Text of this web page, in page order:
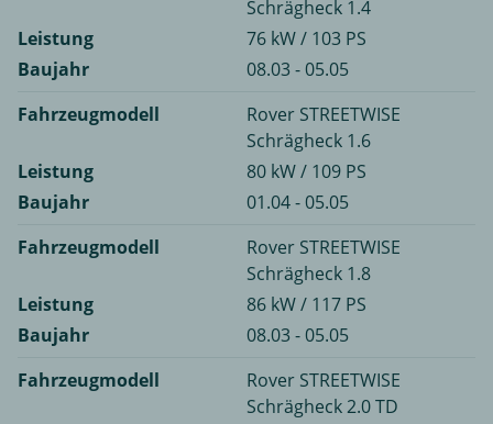
Schrägheck 1.4
Leistung
76 kW / 103 PS
Baujahr
08.03 - 05.05
Fahrzeugmodell
Rover STREETWISE
Schrägheck 1.6
Leistung
80 kW / 109 PS
Baujahr
01.04 - 05.05
Fahrzeugmodell
Rover STREETWISE
Schrägheck 1.8
Leistung
86 kW / 117 PS
Baujahr
08.03 - 05.05
Fahrzeugmodell
Rover STREETWISE
Schrägheck 2.0 TD